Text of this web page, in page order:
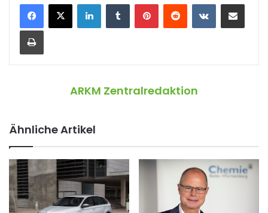
ARKM Zentralredaktion
Ähnliche Artikel